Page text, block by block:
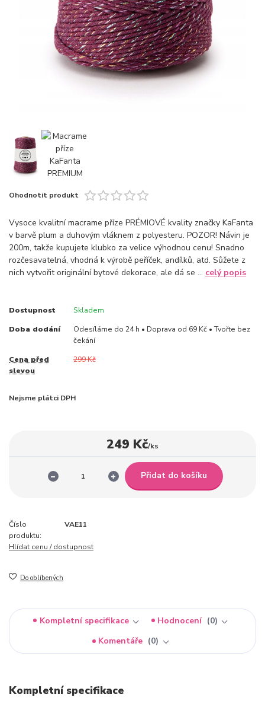
Ohodnotit produkt
Vysoce kvalitní macrame příze PRÉMIOVÉ kvality značky KaFanta
v barvě plum a duhovým vláknem z polyesteru. POZOR! Návin je
200m, takže kupujete klubko za velice výhodnou cenu! Snadno
rozčesavatelná, vhodná k výrobě peříček, andílků, atd. Sůžete z
nich vytvořit originální bytové dekorace, ale dá se ... celý popis
Dostupnost Skladem
Doba dodání
Odesíláme do 24 h • Doprava od 69 Kč • Tvořte bez
čekání
Cena před
slevou
299 Kč
Nejsme plátci DPH
249 Kč/ks
Přidat do košíku
Číslo
produktu:
VAE11
Hlídat cenu / dostupnost
Do oblíbených
Kompletní specifikace Hodnocení
0
Komentáře
0
Kompletní specifikace